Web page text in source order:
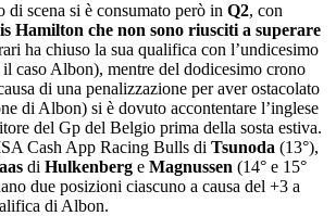
scena si è consumato però in Q2, con
Hamilton che non sono riusciti a superare
ha chiuso la sua qualifica con l’undicesimo
caso Albon), mentre del dodicesimo crono
di una penalizzazione per aver ostacolato
di Albon) si è dovuto accontentare l’inglese
del Gp del Belgio prima della sosta estiva.
Cash App Racing Bulls di Tsunoda (13°),
di Hulkenberg e Magnussen (14° e 15°
due posizioni ciascuno a causa del +3 a
di Albon.